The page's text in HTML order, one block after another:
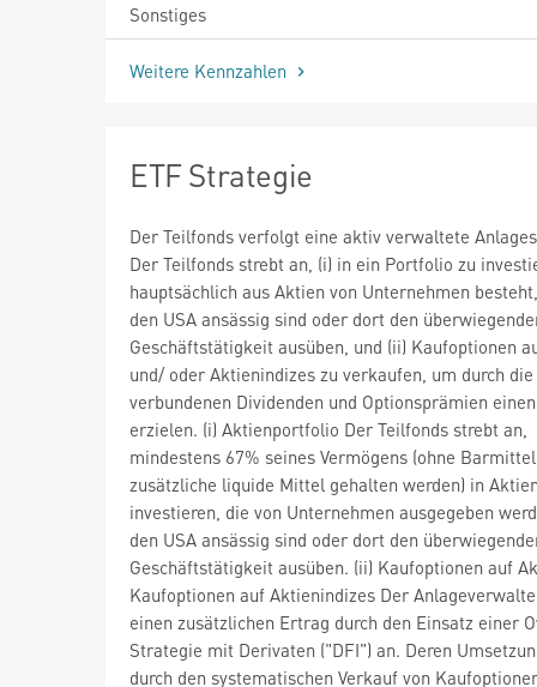
Sonstiges
Weitere Kennzahlen
ETF Strategie
Der Teilfonds verfolgt eine aktiv verwaltete
Der Teilfonds strebt an, (i) in ein Portfolio zu
hauptsächlich aus Aktien von Unternehmen
den USA ansässig sind oder dort den
Geschäftstätigkeit ausüben, und (ii) Kaufoptionen
und/ oder Aktienindizes zu verkaufen, um durch
verbundenen Dividenden und Optionsprämien
erzielen. (i) Aktienportfolio Der Teilfonds strebt an,
mindestens 67% seines Vermögens (ohne
zusätzliche liquide Mittel gehalten werden) in
investieren, die von Unternehmen ausgegeben
den USA ansässig sind oder dort den
Geschäftstätigkeit ausüben. (ii) Kaufoptionen auf
Kaufoptionen auf Aktienindizes Der
einen zusätzlichen Ertrag durch den Einsatz einer
Strategie mit Derivaten ("DFI") an. Deren
durch den systematischen Verkauf von